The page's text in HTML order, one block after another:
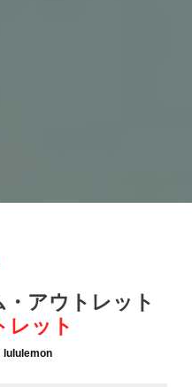
アウトレット
レット
lululemon